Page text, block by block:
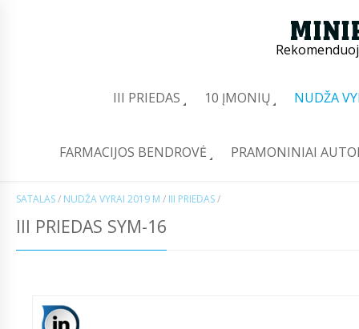
III PRIEDAS 10 ĮMONIŲ NUDŽA
FARMACIJOS BENDROVĖ PRAMONINIAI
SATALAS/ NUDŽA VYRAI 2019 M / III PRIEDAS/
III PRIEDAS SYM-16